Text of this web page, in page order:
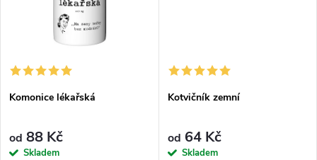
Komonice lékařská
od 88 Kč
Skladem
Kotvičník zemní
od 64 Kč
Skladem